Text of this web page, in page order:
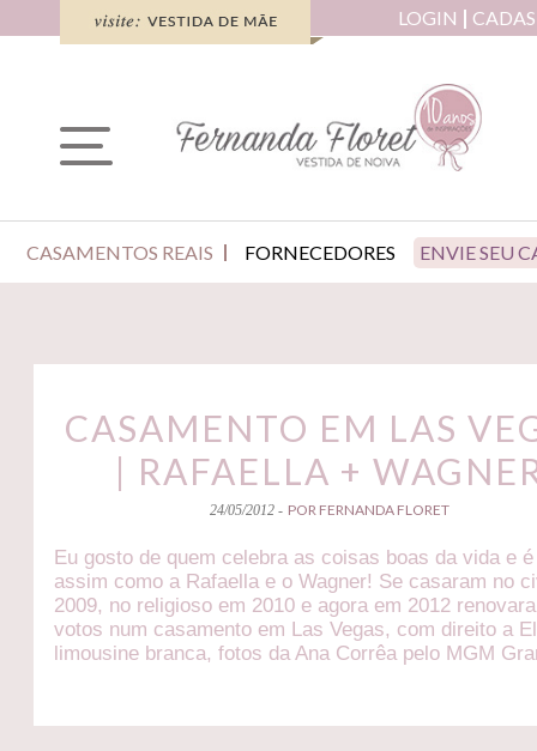
LOGIN
CASAMENTOS REAIS FORNECEDORES ENVIE SEU
CASAMENTO EM LAS
| RAFAELLA +
24/05/2012 - POR FERNANDA FLORET
Eu gosto de quem celebra as coisas boas da vida e
assim como a Rafaella e o Wagner! Se casaram no
2009, no religioso em 2010 e agora em 2012
votos num casamento em Las Vegas, com direito a
limousine branca, fotos da Ana Corrêa pelo MGM